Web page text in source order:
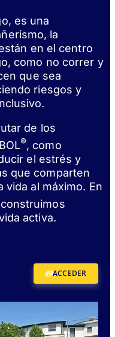
es una
la
en el centro
como no correr y
que sea
riesgos y
de los
®, como
el estrés y
que comparten
vida al máximo. En
activa.
ACCEDER